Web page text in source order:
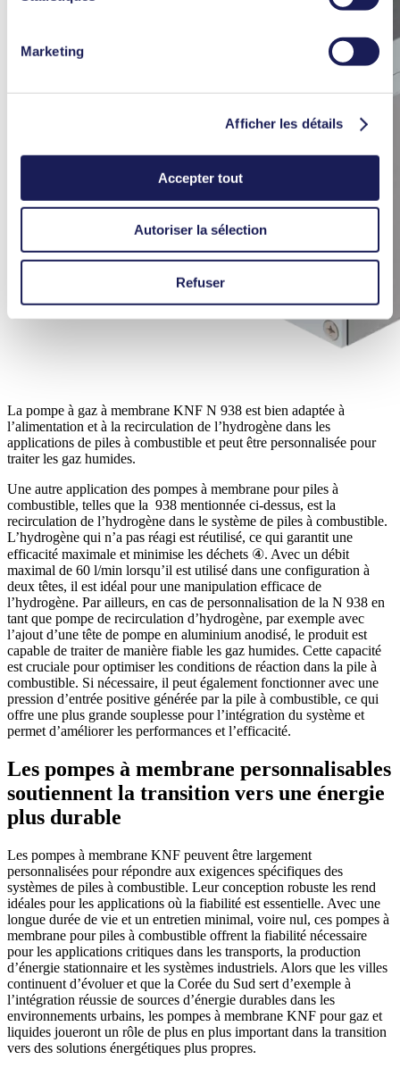
cookies utilisés, leur but, la base juridique et la durée de
données.
Marketing
Afficher les détails
Accepter tout
Autoriser la sélection
Refuser
La pompe à gaz à membrane KNF N 938 est bien adaptée à
l’alimentation et à la recirculation de l’hydrogène dans les
applications de piles à combustible et peut être personnalisée pour
traiter les gaz humides.
Une autre application des pompes à membrane pour piles à
combustible, telles que la 938 mentionnée ci-dessus, est la
recirculation de l’hydrogène dans le système de piles à combustible.
L’hydrogène qui n’a pas réagi est réutilisé, ce qui garantit une
efficacité maximale et minimise les déchets ④. Avec un débit
maximal de 60 l/min lorsqu’il est utilisé dans une configuration à
deux têtes, il est idéal pour une manipulation efficace de
l’hydrogène. Par ailleurs, en cas de personnalisation de la N 938 en
tant que pompe de recirculation d’hydrogène, par exemple avec
l’ajout d’une tête de pompe en aluminium anodisé, le produit est
capable de traiter de manière fiable les gaz humides. Cette capacité
est cruciale pour optimiser les conditions de réaction dans la pile à
combustible. Si nécessaire, il peut également fonctionner avec une
pression d’entrée positive générée par la pile à combustible, ce qui
offre une plus grande souplesse pour l’intégration du système et
permet d’améliorer les performances et l’efficacité.
Les pompes à membrane personnalisables
soutiennent la transition vers une énergie
plus durable
Les pompes à membrane KNF peuvent être largement
personnalisées pour répondre aux exigences spécifiques des
systèmes de piles à combustible. Leur conception robuste les rend
idéales pour les applications où la fiabilité est essentielle. Avec une
longue durée de vie et un entretien minimal, voire nul, ces pompes à
membrane pour piles à combustible offrent la fiabilité nécessaire
pour les applications critiques dans les transports, la production
d’énergie stationnaire et les systèmes industriels. Alors que les villes
continuent d’évoluer et que la Corée du Sud sert d’exemple à
l’intégration réussie de sources d’énergie durables dans les
environnements urbains, les pompes à membrane KNF pour gaz et
liquides joueront un rôle de plus en plus important dans la transition
vers des solutions énergétiques plus propres.